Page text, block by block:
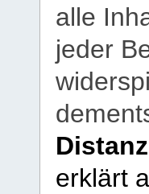
alle
jeder
erklärt